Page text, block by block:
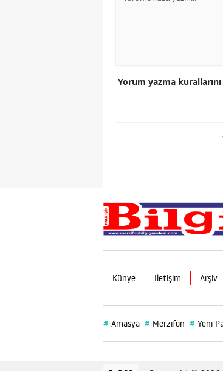
Yorum yazma kurallarını
Künye İletişim Arşiv
# Amasya # Merzifon # Yeni